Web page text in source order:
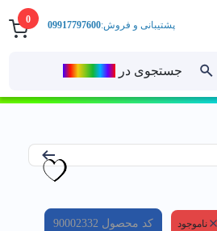
0
جستجوی در
پشتیبانی و فروش:09917797600
ناموجود کد محصول 90002332